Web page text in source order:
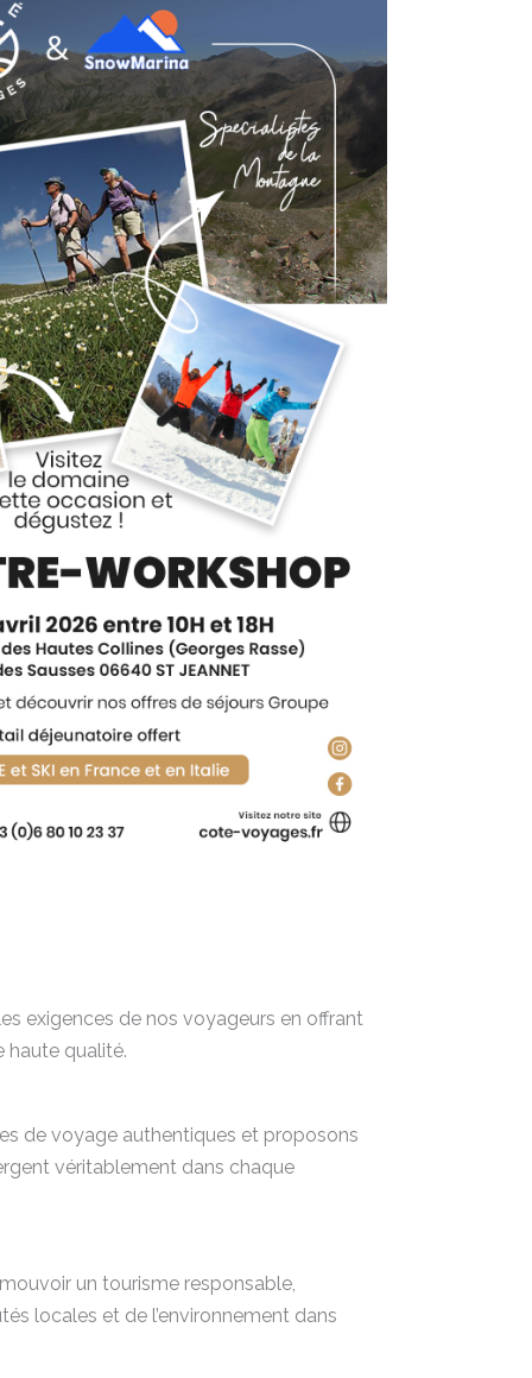
exigences de nos voyageurs en offrant
haute qualité.
de voyage authentiques et proposons
véritablement dans chaque
un tourisme responsable,
locales et de l’environnement dans